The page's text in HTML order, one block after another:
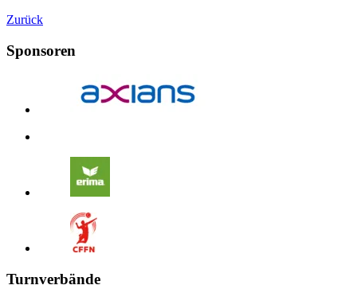
Zurück
Sponsoren
Turnverbände